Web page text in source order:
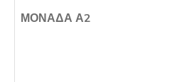
ΜΟΝΑΔΑ Α2